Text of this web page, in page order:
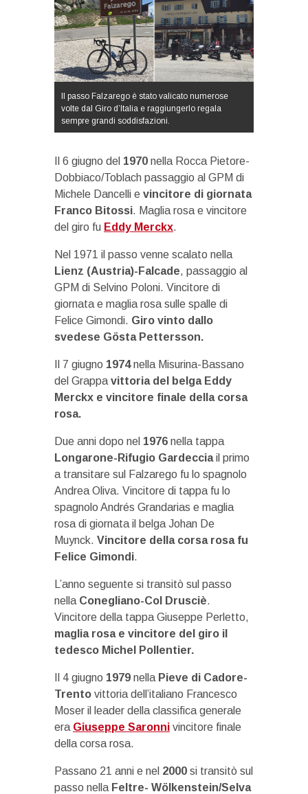
Il passo Falzarego è stato valicato numerose
volte dal Giro d’Italia e raggiungerlo regala
sempre grandi soddisfazioni.
Il 6 giugno del 1970 nella Rocca Pietore-
Dobbiaco/Toblach passaggio al GPM di
Michele Dancelli e vincitore di giornata
Franco Bitossi. Maglia rosa e vincitore
del giro fu Eddy Merckx.
Nel 1971 il passo venne scalato nella
Lienz (Austria)-Falcade, passaggio al
GPM di Selvino Poloni. Vincitore di
giornata e maglia rosa sulle spalle di
Felice Gimondi. Giro vinto dallo
svedese Gösta Pettersson.
Il 7 giugno 1974nella Misurina-Bassano
del Grappa vittoria del belga Eddy
Merckx e vincitore finale della corsa
rosa.
Due anni dopo nel 1976 nella tappa
Longarone-Rifugio Gardecciail primo
a transitare sul Falzarego fu lo spagnolo
Andrea Oliva. Vincitore di tappa fu lo
spagnolo Andrés Grandarias e maglia
rosa di giornata il belga Johan De
Muynck. Vincitore della corsa rosa fu
Felice Gimondi.
L’anno seguente si transitò sul passo
nella Conegliano-Col Drusciè.
Vincitore della tappa Giuseppe Perletto,
maglia rosa e vincitore del giro il
tedesco Michel Pollentier.
Il 4 giugno 1979 nella Pieve di Cadore-
Trento vittoria dell’italiano Francesco
Moser il leader della classifica generale
era Giuseppe Saronni vincitore finale
della corsa rosa.
Passano 21 anni e nel 2000 si transitò sul
passo nella Feltre- Wölkenstein/Selva